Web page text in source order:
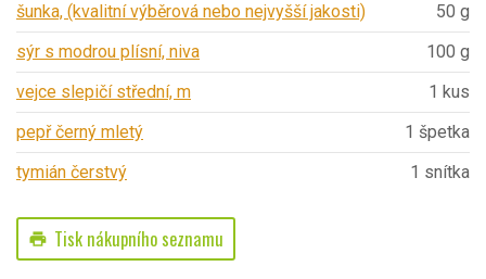
šunka, (kvalitní výběrová nebo nejvyšší jakosti)
50 g
sýr s modrou plísní, niva
100 g
vejce slepičí střední, m
1 kus
pepř černý mletý
1 špetka
tymián čerstvý
1 snítka
print Tisk nákupního seznamu